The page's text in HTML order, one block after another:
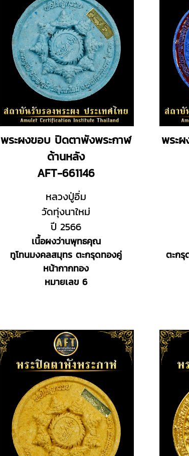
พระผงขอบ ปิดตาพังพระกาฬ
ด้านหลัง
AFT-661146
หลวงปู่อิ่ม
วัดทุ่งนาใหม่
ปี 2566
เนื้อผงว่านพุทธคุณ
ทูโทนมงคลสมุทร ตะกรุดทองคู่
หน้ากากทอง
หมายเลข 6
พระ
ตะกรุ